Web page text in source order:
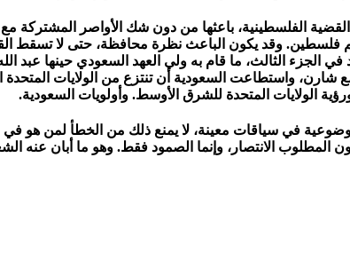
الفلسطينية، باعثها من دون شك الأواصر
فلسطين. وقد يكون الباعث نظرة محافظة، حتى لا تسقط
الولايات المتحدة للشرق الأوسط. وأولويات السعودية.
في سياقات معينة، لا يمنع ذلك من الخطأ لمن هو
المطلوب الانتصار، وإنما الصمود فقط. وهو ما أبان عنه